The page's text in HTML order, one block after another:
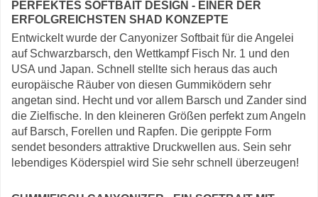
PERFEKTES SOFTBAIT DESIGN - EINER DER
ERFOLGREICHSTEN SHAD KONZEPTE
Entwickelt wurde der Canyonizer Softbait für die Angelei
auf Schwarzbarsch, den Wettkampf Fisch Nr. 1 und den
USA und Japan. Schnell stellte sich heraus das auch
europäische Räuber von diesen Gummiködern sehr
angetan sind. Hecht und vor allem Barsch und Zander sind
die Zielfische. In den kleineren Größen perfekt zum Angeln
auf Barsch, Forellen und Rapfen. Die gerippte Form
sendet besonders attraktive Druckwellen aus. Sein sehr
lebendiges Köderspiel wird Sie sehr schnell überzeugen!